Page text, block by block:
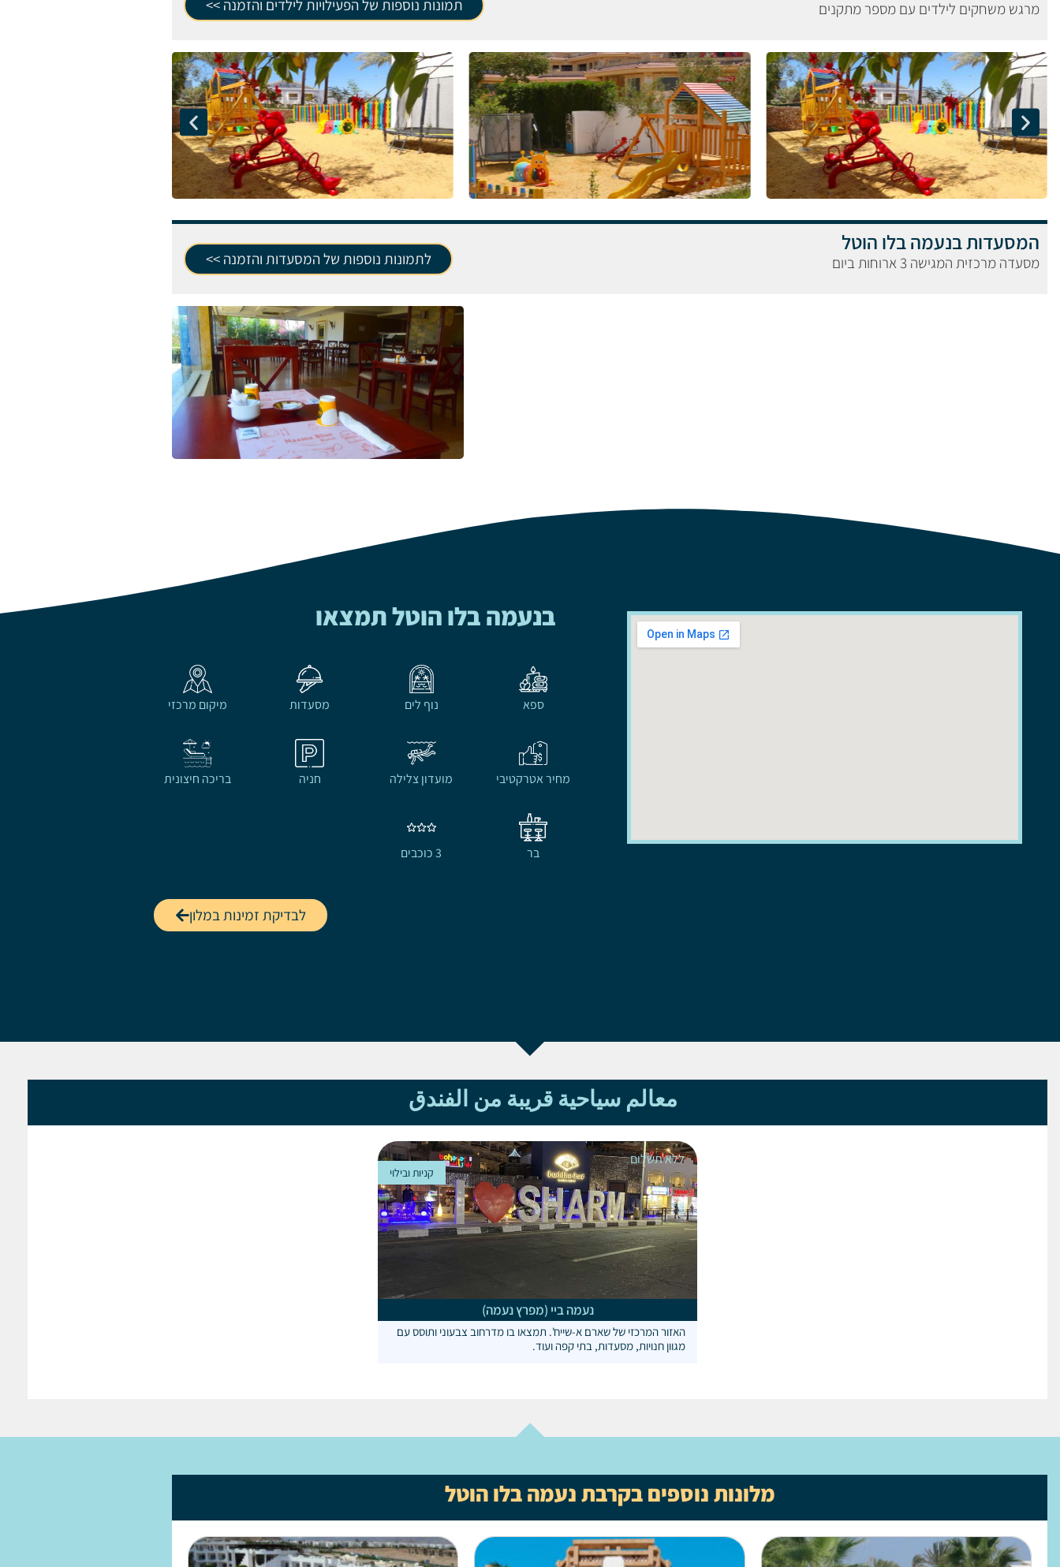
מרגש משחקים לילדים עם מספר מתקנים תמונות נוספות של הפעילויות לילדים והזמנה >>
המסעדות בנעמה בלו הוטל
מסעדה מרכזית המגישה 3 ארוחות ביום לתמונות נוספות של המסעדות והזמנה >>
בנעמה בלו הוטל תמצאו
ספא נוף לים מסעדות מיקום מרכזי
מחיר אטרקטיבי מועדון צלילה חניה בריכה חיצונית
בר 3 כוכבים
לבדיקת זמינות במלון
معالم سياحية قريبة من الفندق
ללא תשלום
נעמה ביי (מפרץ נעמה)
האזור המרכזי של שארם א-שייח'. תמצאו בו מדרחוב צבעוני ותוסס עם
מגוון חנויות, מסעדות, בתי קפה ועוד.
קניות ובילוי
מלונות נוספים בקרבת נעמה בלו הוטל